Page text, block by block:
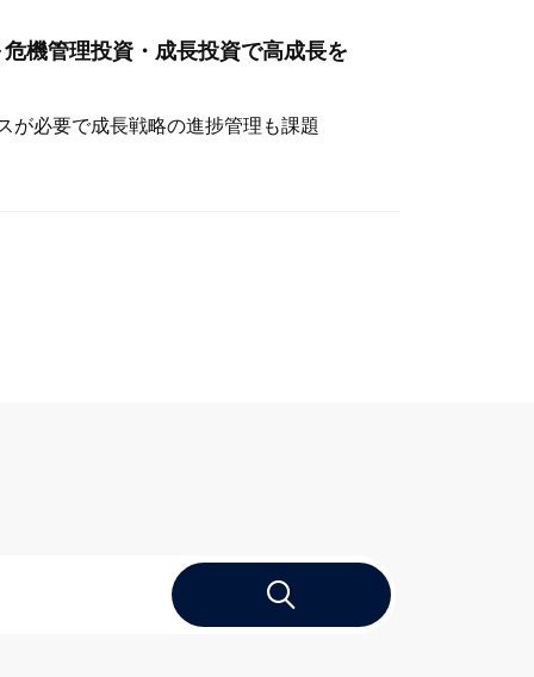
機管理投資・成長投資で高成長を
が必要で成長戦略の進捗管理も課題